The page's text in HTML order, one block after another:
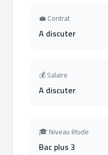
💼 Contrat
A discuter
💰 Salaire
A discuter
🎓 Niveau étude
Bac plus 3